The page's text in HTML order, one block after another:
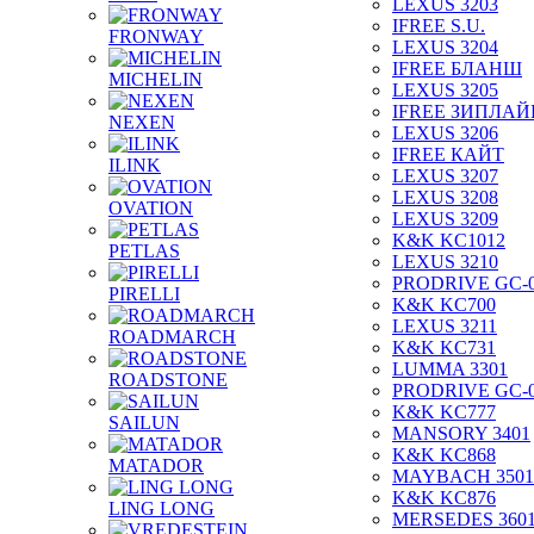
FRONWAY
MICHELIN
NEXEN
ILINK
OVATION
PETLAS
PIRELLI
ROADMARCH
ROADSTONE
SAILUN
MATADOR
LING LONG
LEXUS 3203
IFREE S.U.
LEXUS 3204
IFREE БЛАНШ
LEXUS 3205
IFREE
LEXUS 3206
IFREE КАЙТ
LEXUS 3207
LEXUS 3208
LEXUS 3209
K&K KC1012
LEXUS 3210
PRODRIVE GC-
K&K KC700
LEXUS 3211
K&K KC731
LUMMA 3301
PRODRIVE GC-
K&K KC777
MANSORY 3401
K&K KC868
MAYBACH 3501
K&K KC876
MERSEDES 3601